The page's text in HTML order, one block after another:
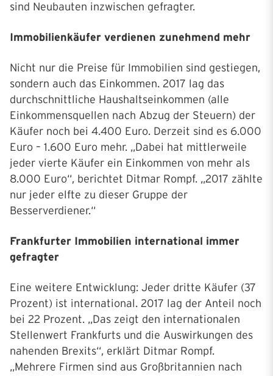
sind Neubauten inzwischen gefragter.
Immobilienkäufer verdienen zunehmend mehr
Nicht nur die Preise für Immobilien sind gestiegen,
sondern auch das Einkommen. 2017 lag das
durchschnittliche Haushaltseinkommen (alle
Einkommensquellen nach Abzug der Steuern) der
Käufer noch bei 4.400 Euro. Derzeit sind es 6.000
Euro – 1.600 Euro mehr. „Dabei hat mittlerweile
jeder vierte Käufer ein Einkommen von mehr als
8.000 Euro“, berichtet Ditmar Rompf. „2017 zählte
nur jeder elfte zu dieser Gruppe der
Besserverdiener.“
Frankfurter Immobilien international immer
gefragter
Eine weitere Entwicklung: Jeder dritte Käufer (37
Prozent) ist international. 2017 lag der Anteil noch
bei 22 Prozent. „Das zeigt den internationalen
Stellenwert Frankfurts und die Auswirkungen des
nahenden Brexits“, erklärt Ditmar Rompf.
„Mehrere Firmen sind aus Großbritannien nach